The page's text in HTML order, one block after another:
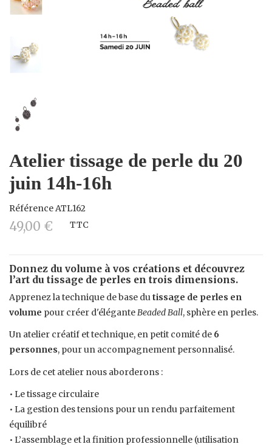
Atelier tissage de perle du 20
juin 14h-16h
RéférenceATL162
49,00 € TTC
Donnez du volume à vos créations et découvrez
l’art du tissage de perles en trois dimensions.
Apprenez la technique de base dutissage de perles en
volume pour créer d'éléganteBeaded Ball, sphère en perles.
Un atelier créatif et technique, en petit comité de 6
personnes, pour un accompagnement personnalisé.
Lors de cet atelier nous aborderons :
• Le tissage circulaire
• La gestion des tensions pour un rendu parfaitement
équilibré
• L’assemblage et la finition professionnelle (utilisation